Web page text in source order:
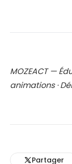
MOZEACT —
animations ·
Partager